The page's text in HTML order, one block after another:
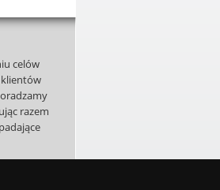
celów
klientów
razem